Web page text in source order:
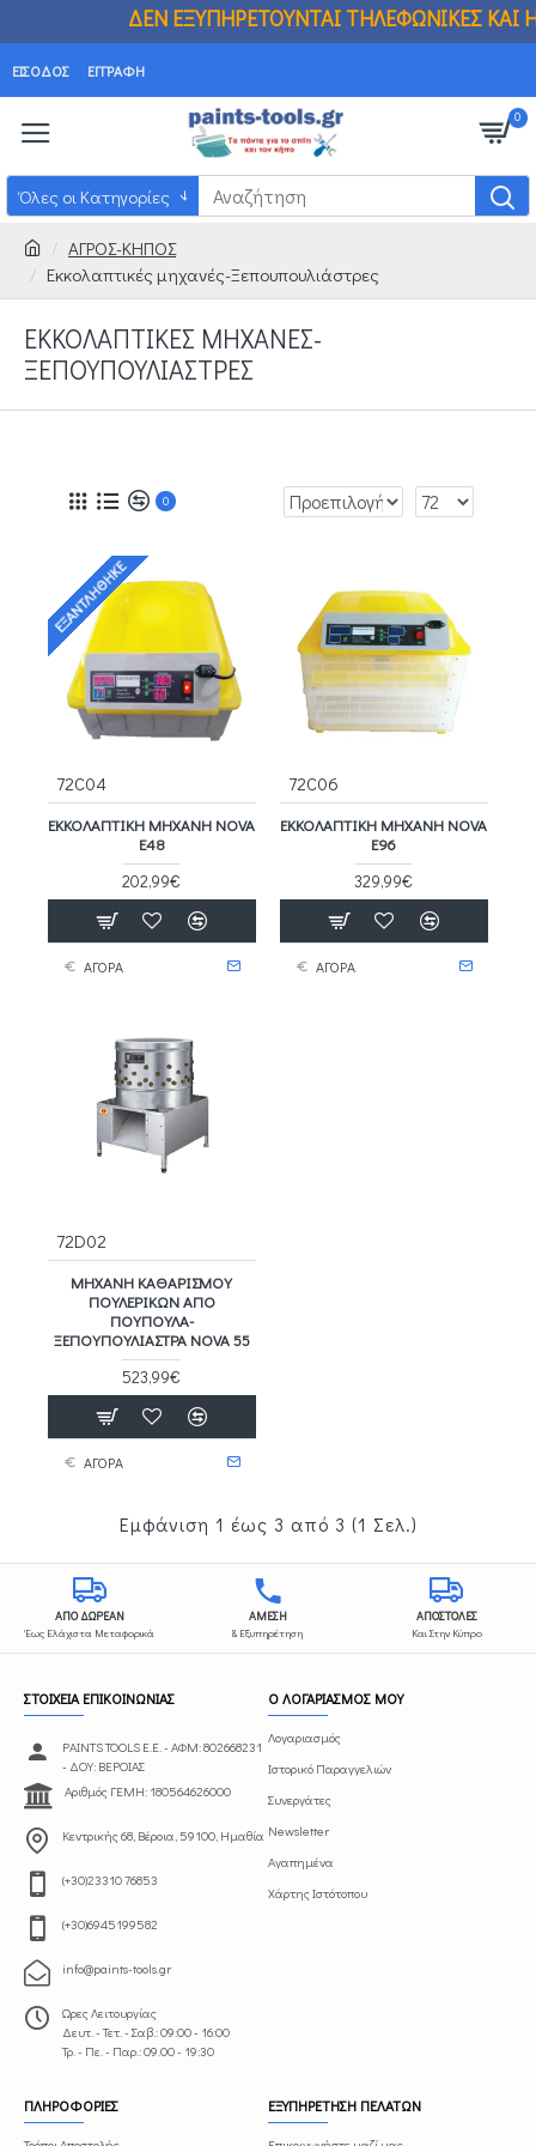
ΔΕΝ ΕΞΥΠΗΡΕΤΟΥΝΤΑΙ
ΕΊΣΟΔΟΣ ΕΓΓΡΑΦΉ
0
Όλες οι Κατηγορίες
ΑΓΡΟΣ-ΚΗΠΟΣ
Εκκολαπτικές μηχανές-Ξεπουπουλιάστρες
ΕΚΚΟΛΑΠΤΙΚΈΣ ΜΗΧΑΝΈΣ-
ΞΕΠΟΥΠΟΥΛΙΆΣΤΡΕΣ
0
ΕΞΑΝΤΛΉΘΗΚΕ
72C04
ΕΚΚΟΛΑΠΤΙΚΉ ΜΗΧΑΝΉ NOVA
E48
202,99€
ΑΓΟΡΑ
72C06
ΕΚΚΟΛΑΠΤΙΚΉ ΜΗΧΑΝΉ NOVA
E96
329,99€
ΑΓΟΡΑ
72D02
ΜΗΧΑΝΉ ΚΑΘΑΡΙΣΜΟΎ
ΠΟΥΛΕΡΙΚΏΝ ΑΠΌ
ΠΟΎΠΟΥΛΑ-
ΞΕΠΟΥΠΟΥΛΙΆΣΤΡΑ NOVA 55
523,99€
ΑΓΟΡΑ
Εμφάνιση 1 έως 3 από 3 (1 Σελ.)
ΑΠΟ ΔΩΡΕΑΝ
Έως Ελάχιστα Μεταφορικά
ΑΜΕΣΗ
& Εξυπηρέτηση
ΑΠΟΣΤΟΛΕΣ
Και Στην Κύπρο
ΣΤΟΙΧΕΙΑ ΕΠΙΚΟΙΝΩΝΙΑΣ
PAINTS TOOLS Ε.Ε. - ΑΦΜ: 802668231
- ΔΟΥ: ΒΕΡΟΙΑΣ
Αριθμός ΓΕΜΗ: 180564626000
Κεντρικής 68, Βέροια, 59100, Ημαθία
(+30)23310 76853
(+30)6945199582
info@paints-tools.gr
Ωρες Λειτουργίας
Δευτ. - Τετ. - Σαβ.: 09:00 - 16:00
Τρ. - Πε. - Παρ.: 09.00 - 19:30
Ο ΛΟΓΑΡΙΑΣΜΟΣ ΜΟΥ
Λογαριασμός
Ιστορικό Παραγγελιών
Συνεργάτες
Newsletter
Αγαπημένα
Χάρτης Ιστότοπου
ΠΛΗΡΟΦΟΡΙΕΣ ΕΞΥΠΗΡΕΤΗΣΗ ΠΕΛΑΤΩΝ